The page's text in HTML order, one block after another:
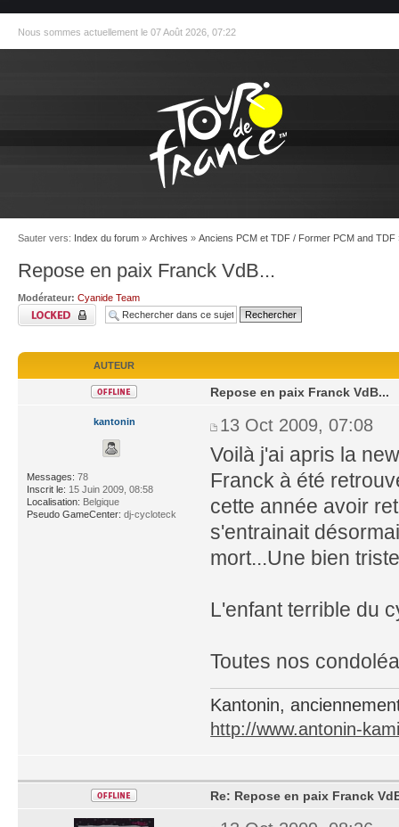
Nous sommes actuellement le 07 Août 2026, 07:22
Sauter vers: Index du forum » Archives » Anciens PCM et TDF / Former PCM and TDF
Repose en paix Franck VdB...
Modérateur: Cyanide Team
AUTEUR
kantonin
Messages: 78
Inscrit le: 15 Juin 2009, 08:58
Localisation: Belgique
Pseudo GameCenter: dj-cycloteck
Repose en paix Franck VdB...
13 Oct 2009, 07:08
Voilà j'ai apris la
Franck à été
cette année avoir
s'entrainait
mort...Une bien
L'enfant terrible du
Toutes nos
Kantonin,
http://www.antonin-
Re: Repose en paix Franck